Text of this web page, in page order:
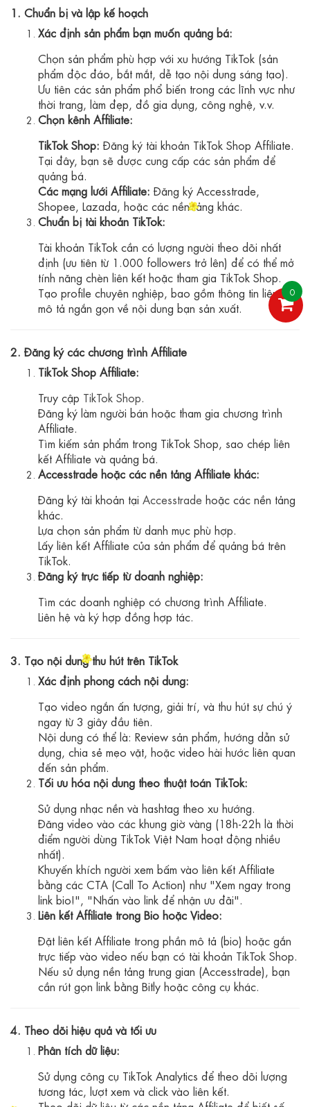
1. Chuẩn bị và lập kế hoạch
Xác định sản phẩm bạn muốn quảng bá:
Chọn sản phẩm phù hợp với xu hướng TikTok (sản
phẩm độc đáo, bắt mắt, dễ tạo nội dung sáng tạo).
Ưu tiên các sản phẩm phổ biến trong các lĩnh vực như
thời trang, làm đẹp, đồ gia dụng, công nghệ, v.v.
Chọn kênh Affiliate:
TikTok Shop: Đăng ký tài khoản TikTok Shop Affiliate.
Tại đây, bạn sẽ được cung cấp các sản phẩm để
quảng bá.
Các mạng lưới Affiliate: Đăng ký Accesstrade,
Shopee, Lazada, hoặc các nền tảng khác.
Chuẩn bị tài khoản TikTok:
Tài khoản TikTok cần có lượng người theo dõi nhất
định (ưu tiên từ 1.000 followers trở lên) để có thể mở
tính năng chèn liên kết hoặc tham gia TikTok Shop.
Tạo profile chuyên nghiệp, bao gồm thông tin liên lạc,
mô tả ngắn gọn về nội dung bạn sản xuất.
2. Đăng ký các chương trình Affiliate
TikTok Shop Affiliate:
Truy cập TikTok Shop
Đăng ký làm người bán hoặc tham gia chương trình
Affiliate.
Tìm kiếm sản phẩm trong TikTok Shop, sao chép liên
kết Affiliate và quảng bá.
Accesstrade hoặc các nền tảng Affiliate khác:
Đăng ký tài khoản tại Accesstrade hoặc các nền tảng
khác.
Lựa chọn sản phẩm từ danh mục phù hợp.
Lấy liên kết Affiliate của sản phẩm để quảng bá trên
TikTok.
Đăng ký trực tiếp từ doanh nghiệp:
Tìm các doanh nghiệp có chương trình Affiliate.
Liên hệ và ký hợp đồng hợp tác.
3. Tạo nội dung thu hút trên TikTok
Xác định phong cách nội dung:
Tạo video ngắn ấn tượng, giải trí, và thu hút sự chú ý
ngay từ 3 giây đầu tiên.
Nội dung có thể là: Review sản phẩm, hướng dẫn sử
dụng, chia sẻ mẹo vặt, hoặc video hài hước liên quan
đến sản phẩm.
Tối ưu hóa nội dung theo thuật toán TikTok:
Sử dụng nhạc nền và hashtag theo xu hướng.
Đăng video vào các khung giờ vàng (18h-22h là thời
điểm người dùng TikTok Việt Nam hoạt động nhiều
nhất).
Khuyến khích người xem bấm vào liên kết Affiliate
bằng các CTA (Call To Action) như "Xem ngay trong
link bio!", "Nhấn vào link để nhận ưu đãi".
Liên kết Affiliate trong Bio hoặc Video:
Đặt liên kết Affiliate trong phần mô tả (bio) hoặc gắn
trực tiếp vào video nếu bạn có tài khoản TikTok Shop.
Nếu sử dụng nền tảng trung gian (Accesstrade), bạn
cần rút gọn link bằng Bitly hoặc công cụ khác.
4. Theo dõi hiệu quả và tối ưu
Phân tích dữ liệu:
Sử dụng công cụ TikTok Analytics để theo dõi lượng
tương tác, lượt xem và click vào liên kết.
0